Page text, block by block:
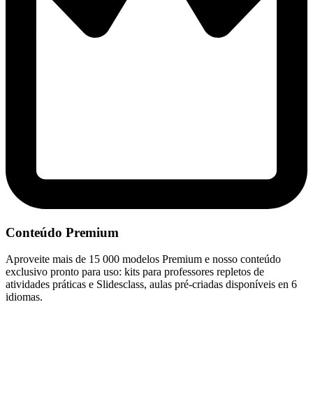
Conteúdo Premium
Aproveite mais de 15 000 modelos Premium e nosso conteúdo
exclusivo pronto para uso: kits para professores repletos de
atividades práticas e Slidesclass, aulas pré-criadas disponíveis en 6
idiomas.